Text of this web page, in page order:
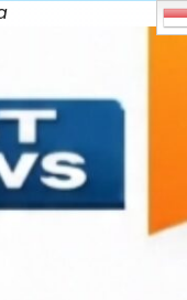
Skip
0
Shares
Indonesia